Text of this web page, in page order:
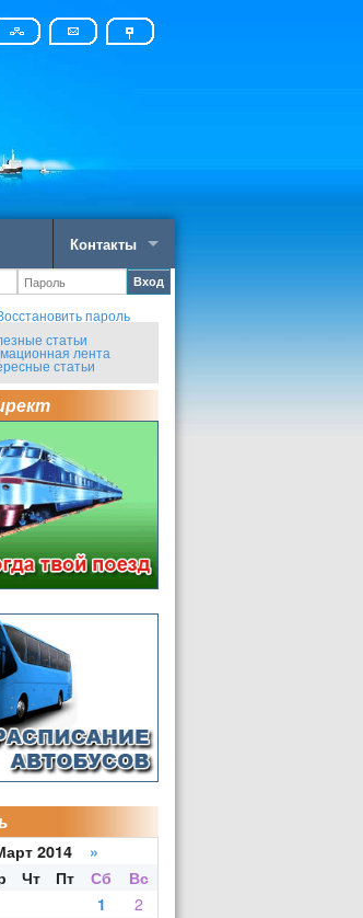
Контакты
Вход
пароль
статьи
лента
статьи
2014 »
Чт Пт Сб
Вс
1
2